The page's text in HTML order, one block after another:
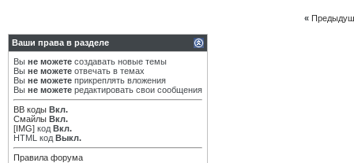
«
Ваши права в разделе
Вы не можете создавать новые темы
Вы не можете отвечать в темах
Вы не можете прикреплять вложения
Вы не можете редактировать свои сообщения
BB коды Вкл.
Смайлы Вкл.
[IMG] код Вкл.
HTML код Выкл.
Правила форума